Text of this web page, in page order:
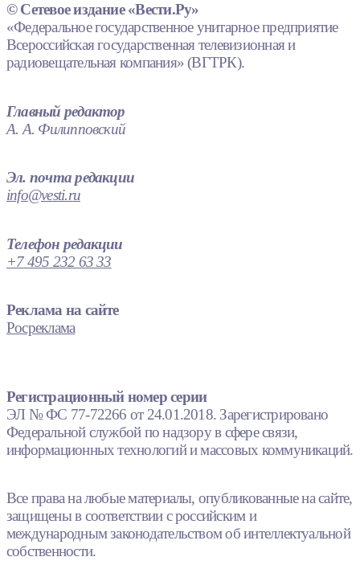
© Сетевое издание «Вести.Ру»
«Федеральное государственное унитарное предприятие
Всероссийская государственная телевизионная и
радиовещательная компания» (ВГТРК).
Главный редактор
А. А. Филипповский
Эл. почта редакции
info@vesti.ru
Телефон редакции
+7 495 232 63 33
Реклама на сайте
Росреклама
Регистрационный номер серии
ЭЛ № ФС 77-72266 от 24.01.2018. Зарегистрировано
Федеральной службой по надзору в сфере связи,
информационных технологий и массовых коммуникаций.
Все права на любые материалы, опубликованные на сайте,
защищены в соответствии с российским и
международным законодательством об интеллектуальной
собственности.